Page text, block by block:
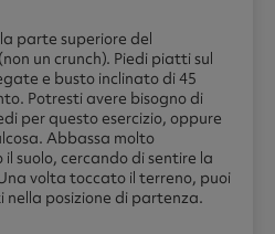
parte superiore del
un crunch). Piedi piatti sul
e busto inclinato di 45
Potresti avere bisogno di
per questo esercizio, oppure
Abbassa molto
suolo, cercando di sentire la
volta toccato il terreno, puoi
nella posizione di partenza.